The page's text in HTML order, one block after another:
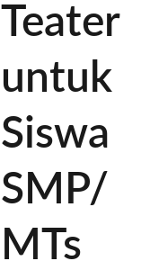
Teater
untuk
Siswa
SMP/
MTs